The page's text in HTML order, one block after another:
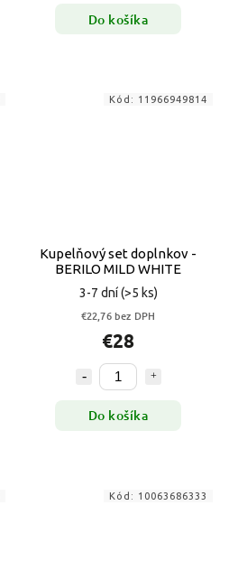
Do košíka
Kupelňový set doplnkov -
BERILO MILD WHITE
3-7 dní(>5 ks)
€22,76 bez DPH
€28
Do košíka
Kód: 11966949814
Kód: 10063686333